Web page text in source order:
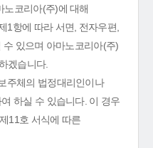
코리아(주)에 대해
1항에 따라 서면, 전자우편,
수 있으며 아마노코리아(주)
겠습니다.
주체의 법정대리인이나
하실 수 있습니다. 이 경우
11호 서식에 따른